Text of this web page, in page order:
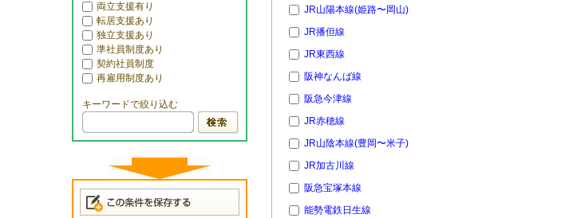
両立支援有り
転居支援あり
独立支援あり
準社員制度あり
契約社員制度
再雇用制度あり
キーワードで絞り込む
JR山陽本線(姫路〜岡山)
JR播但線
JR東西線
阪神なんば線
阪急今津線
JR赤穂線
JR山陰本線(豊岡〜米子)
JR加古川線
阪急宝塚本線
能勢電鉄日生線